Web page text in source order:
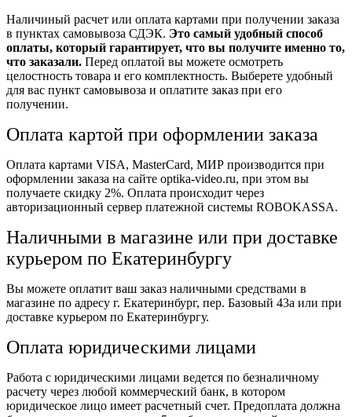
Наличиный расчет или оплата картами при получении заказа
в пунктах самовывоза СДЭК. Это самый удобный способ
оплаты, который гарантирует, что вы получите именно то,
что заказали. Перед оплатой вы можете осмотреть
целостность товара и его комплектность. Выберете удобный
для вас пункт самовывоза и оплатите заказ при его
получении.
Оплата картой при оформлении заказа
Оплата картами VISA, MasterCard, МИР производится при
оформлении заказа на сайте optika-video.ru, при этом вы
получаете скидку 2%. Оплата происходит через
авторизационный сервер платежной системы ROBOKASSA.
Наличными в магазине или при доставке
курьером по Екатеринбургу
Вы можете оплатит ваш заказ наличными средствами в
магазине по адресу г. Екатеринбург, пер. Базовый 43а или при
доставке курьером по Екатеринбургу.
Оплата юридическими лицами
Работа с юридическими лицами ведется по безналичному
расчету через любой коммерческий банк, в котором
юридическое лицо имеет расчетный счет. Предоплата должна